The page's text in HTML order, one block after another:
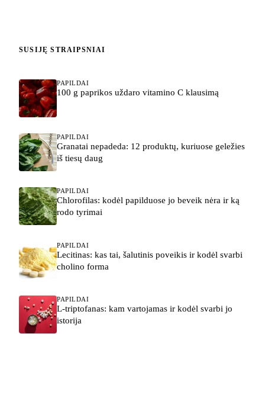
SUSIJĘ STRAIPSNIAI
PAPILDAI
100 g paprikos uždaro vitamino C klausimą
PAPILDAI
Granatai nepadeda: 12 produktų, kuriuose geležies
iš tiesų daug
PAPILDAI
Chlorofilas: kodėl papilduose jo beveik nėra ir ką
rodo tyrimai
PAPILDAI
Lecitinas: kas tai, šalutinis poveikis ir kodėl svarbi
cholino forma
PAPILDAI
L-triptofanas: kam vartojamas ir kodėl svarbi jo
istorija